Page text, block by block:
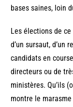
bases saines, loin
Les élections de
d’un sursaut, d’un
candidats en
directeurs ou de
ministères. Qu’ils
montre le